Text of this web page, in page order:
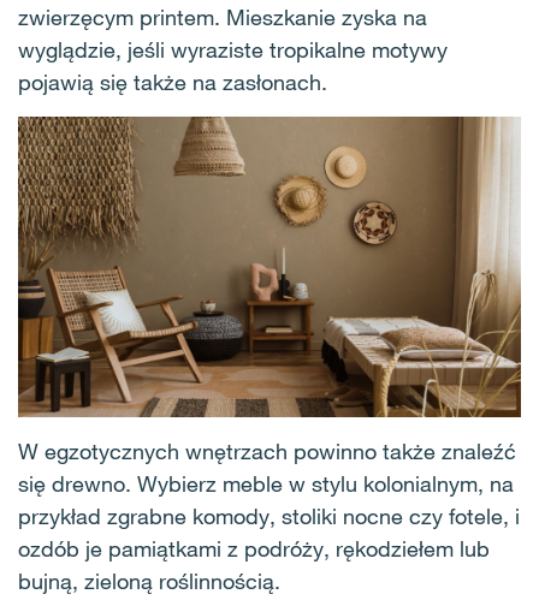
zwierzęcym printem. Mieszkanie zyska na
wyglądzie, jeśli wyraziste tropikalne motywy
pojawią się także na zasłonach.
W egzotycznych wnętrzach powinno także znaleźć
się drewno. Wybierz meble w stylu kolonialnym, na
przykład zgrabne komody, stoliki nocne czy fotele, i
ozdób je pamiątkami z podróży, rękodziełem lub
bujną, zieloną roślinnością.